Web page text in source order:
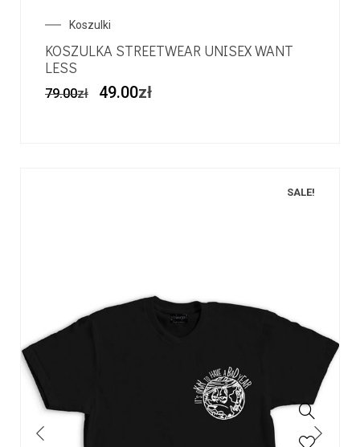
Koszulki
KOSZULKA STREETWEAR UNISEX WANT
LESS
79.00zł 49.00zł
SALE!